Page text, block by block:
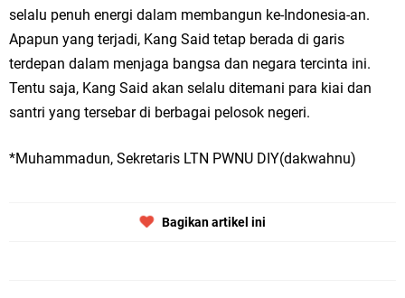
selalu penuh energi dalam membangun ke-Indonesia-an.
Apapun yang terjadi, Kang Said tetap berada di garis
terdepan dalam menjaga bangsa dan negara tercinta ini.
Tentu saja, Kang Said akan selalu ditemani para kiai dan
santri yang tersebar di berbagai pelosok negeri.
*Muhammadun, Sekretaris LTN PWNU DIY(dakwahnu)
Bagikan artikel ini